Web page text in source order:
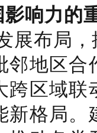
响力的
展布局
邻地区
跨区域
新格局